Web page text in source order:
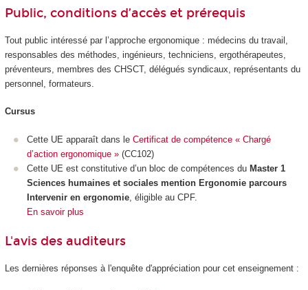
Public, conditions d’accès et prérequis
Tout public intéressé par l’approche ergonomique : médecins du travail,
responsables des méthodes, ingénieurs, techniciens, ergothérapeutes,
préventeurs, membres des CHSCT, délégués syndicaux, représentants du
personnel, formateurs.
Cursus
Cette UE apparaît dans le Certificat de compétence « Chargé
d’action ergonomique » (CC102)
Cette UE est constitutive d’un bloc de compétences du Master 1
Sciences humaines et sociales mention Ergonomie parcours
Intervenir en ergonomie , éligible au CPF.
En savoir plus
L'avis des auditeurs
Les dernières réponses à l'enquête d'appréciation pour cet enseignement :